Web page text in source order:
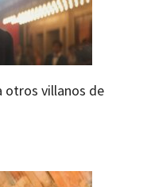
otros villanos de